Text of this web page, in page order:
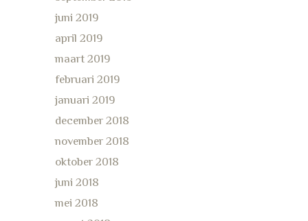
juni 2019
april 2019
maart 2019
februari 2019
januari 2019
december 2018
november 2018
oktober 2018
juni 2018
mei 2018